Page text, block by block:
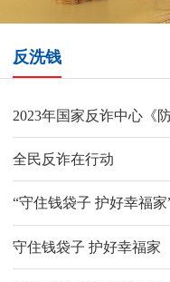
反洗钱
2023年国家反诈中心《
全民反诈在行动
守住钱袋子 护好幸福家